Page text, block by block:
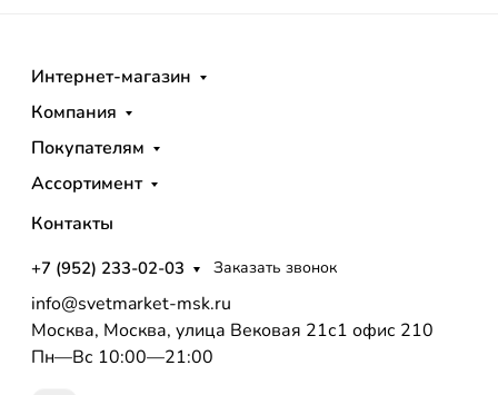
Интернет-магазин
Компания
Покупателям
Ассортимент
Контакты
+7 (952) 233-02-03 Заказать звонок
info@svetmarket-msk.ru
Москва, Москва, улица Вековая 21с1 офис 210
Пн—Вс 10:00—21:00